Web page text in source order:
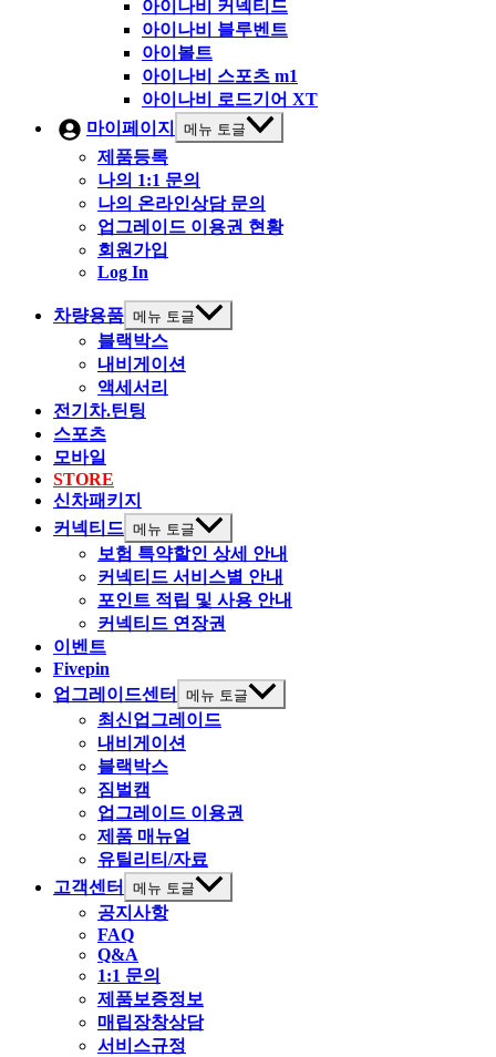
아이나비 커넥티드
아이나비 블루벤트
아이볼트
아이나비 스포츠 m1
아이나비 로드기어 XT
마이페이지
메뉴 토글
제품등록
나의 1:1 문의
나의 온라인상담 문의
업그레이드 이용권 현황
회원가입
Log In
차량용품 메뉴 토글
블랙박스
내비게이션
액세서리
전기차.틴팅
스포츠
모바일
STORE
신차패키지
커넥티드 메뉴 토글
보험 특약할인 상세 안내
커넥티드 서비스별 안내
포인트 적립 및 사용 안내
커넥티드 연장권
이벤트
Fivepin
업그레이드센터
메뉴 토글
최신업그레이드
내비게이션
블랙박스
짐벌캠
업그레이드 이용권
제품 매뉴얼
유틸리티/자료
고객센터
메뉴 토글
공지사항
FAQ
Q&A
1:1 문의
제품보증정보
매립장창상담
서비스규정